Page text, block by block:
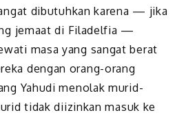
dibutuhkan karena — jika
jemaat di Filadelfia —
masa yang sangat berat
dengan orang-orang
Yahudi menolak murid-
tidak diizinkan masuk ke